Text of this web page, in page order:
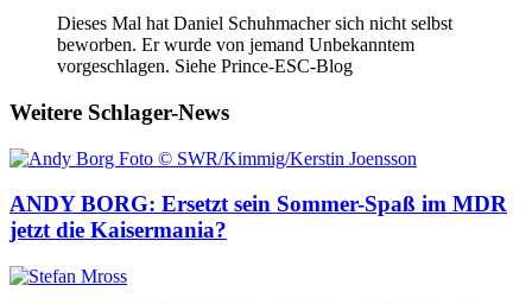
Dieses Mal hat Daniel Schuhmacher sich nicht selbst
beworben. Er wurde von jemand Unbekanntem
vorgeschlagen. Siehe Prince-ESC-Blog
Weitere Schlager-News
ANDY BORG: Ersetzt sein Sommer-Spaß im MDR
jetzt die Kaisermania?